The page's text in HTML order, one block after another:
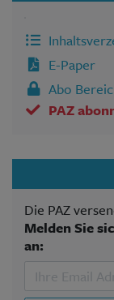
E-Paper
Abo
PAZ
Die PAZ
Melden Sie
an: